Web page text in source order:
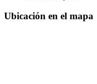
Ubicación en el mapa